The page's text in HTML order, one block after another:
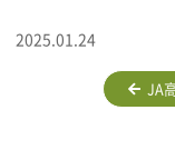
2025.01.24
JA高